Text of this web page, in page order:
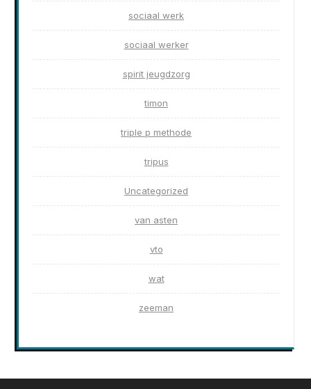
sociaal werk
sociaal werker
spirit jeugdzorg
timon
triple p methode
tripus
Uncategorized
van asten
vto
wat
zeeman